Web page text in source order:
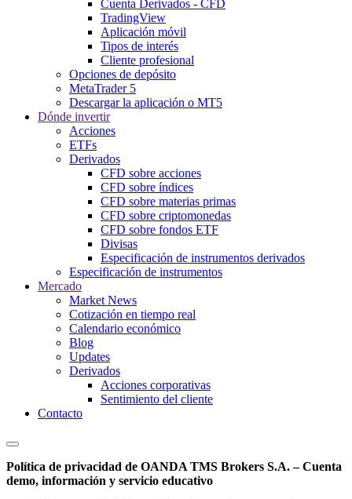
Cuenta Derivados - CFD
TradingView
Aplicación móvil
Tipos de interés
Cliente profesional
Opciones de depósito
MetaTrader 5
Descargar la aplicación o MT5
Dónde invertir
Acciones
ETFs
Derivados
CFD sobre acciones
CFD sobre índices
CFD sobre materias primas
CFD sobre criptomonedas
CFD sobre fondos ETF
Divisas
Especificación de instrumentos derivados
Especificación de instrumentos
Mercado
Market News
Cotización en tiempo real
Calendario económico
Blog
Updates
Derivados
Acciones corporativas
Sentimiento del cliente
Contacto
Política de privacidad de OANDA TMS Brokers S.A. – Cuenta
demo, información y servicio educativo